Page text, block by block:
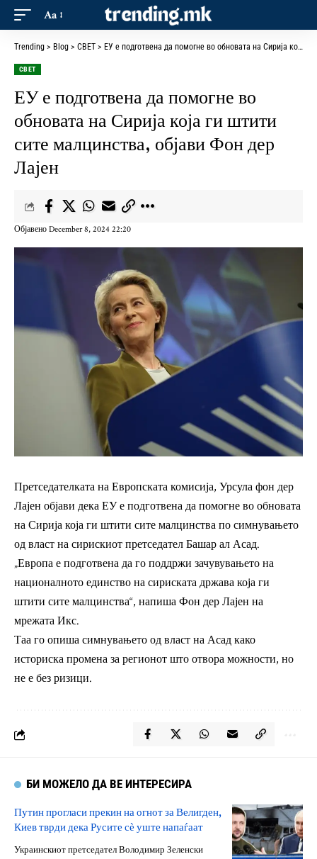
Aa
Trending > Blog > СВЕТ > ЕУ е подготвена да помогне во обновата на Сирија која ги штити сите малцинства, објави Фон дер Лајен
СВЕТ
ЕУ е подготвена да помогне во
обновата на Сирија која ги штити
сите малцинства, објави Фон дер
Лајен
Објавено December 8, 2024 22:20
Претседателката на Европската комисија, Урсула фон дер
Лајен објави дека ЕУ е подготвена да помогне во обновата
на Сирија која ги штити сите малцинства по симнувањето
од власт на сирискиот претседател Башар ал Асад.
„Европа е подготвена да го поддржи зачувувањето на
националното единство на сириската држава која ги
штити сите малцинства“, напиша Фон дер Лајен на
мрежата Икс.
Таа го опиша симнувањето од власт на Асад како
историска промена за регионот што отвора можности, но
не е без ризици.
БИ МОЖЕЛО ДА ВЕ ИНТЕРЕСИРА
Путин прогласи прекин на огнот за Велигден,
Киев тврди дека Русите сѐ уште напаѓаат
Украинскиот претседател Володимир Зеленски